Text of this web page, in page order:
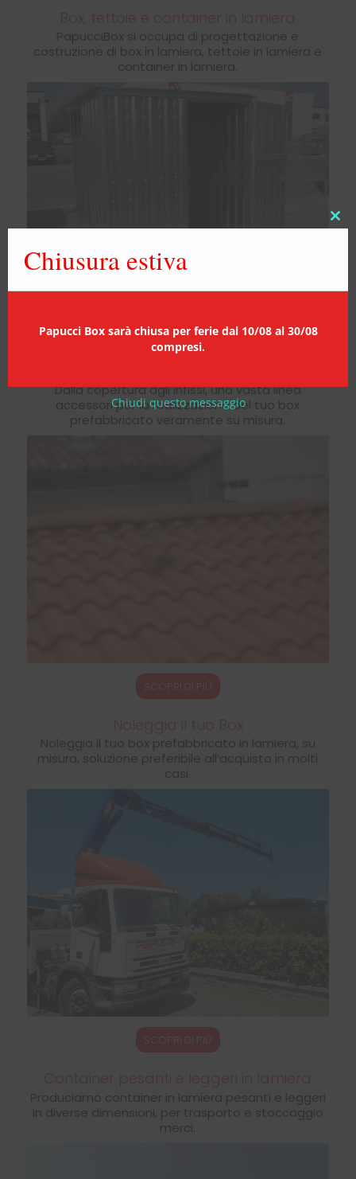
PapucciBox si occupa di progettazione e
costruzione di box in lamiera, tettoie in lamiera e
container in lamiera.
SCOPRI DI PIÙ
Dalla copertura agli infissi, una vasta linea
accessori per la realizzazione del tuo box
prefabbricato veramente su misura.
Noleggia il tuo box prefabbricato in lamiera, su
misura, soluzione preferibile all’acquisto in molti
casi.
Produciamo container in lamiera pesanti e leggeri
in diverse dimensioni, per trasporto e stoccaggio
merci.
Chiusura estiva
Papucci Box sarà chiusa per ferie dal 10/08 al 30/08
compresi.
Chiudi questo messaggio